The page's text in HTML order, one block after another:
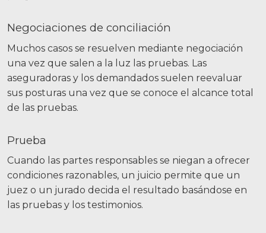
Negociaciones de conciliación
Muchos casos se resuelven mediante negociación
una vez que salen a la luz las pruebas. Las
aseguradoras y los demandados suelen reevaluar
sus posturas una vez que se conoce el alcance total
de las pruebas.
Prueba
Cuando las partes responsables se niegan a ofrecer
condiciones razonables, un juicio permite que un
juez o un jurado decida el resultado basándose en
las pruebas y los testimonios.